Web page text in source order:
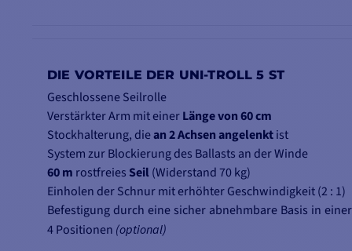
DIE VORTEILE DER UNI-TROLL 5 ST
Geschlossene Seilrolle
Verstärkter Arm mit einerLänge von 60 cm
Stockhalterung, diean 2 Achsen angelenktist
System zur Blockierung des Ballasts an der Winde
60 m rostfreies Seil(Widerstand 70 kg)
Einholen der Schnur mit erhöhter Geschwindigkeit (2 : 1)
Befestigung durch eine sicher abnehmbare Basis in
4 Positionen (optional)